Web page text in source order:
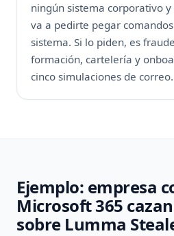
ningún sistema corporativo
va a pedirte pegar
sistema. Si lo piden, es
formación, cartelería y
cinco simulaciones de correo.
Ejemplo: empresa
Microsoft 365
sobre Lumma